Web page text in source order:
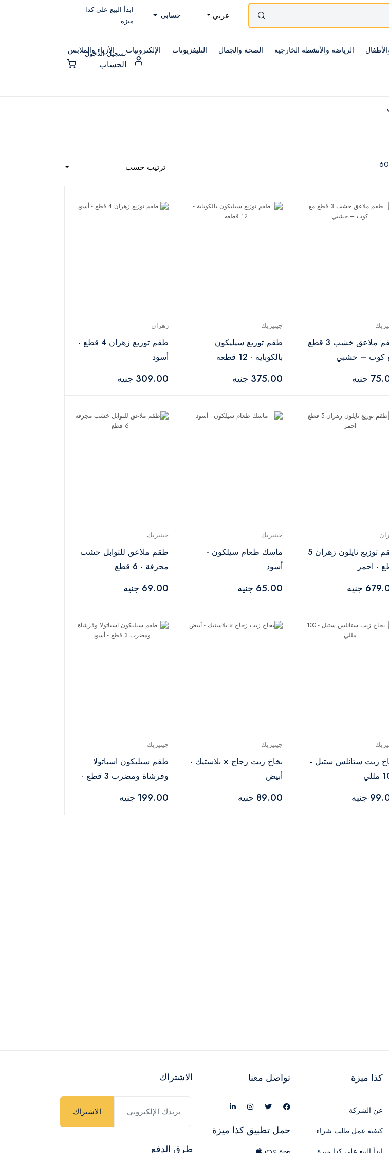
عربي حسابي
ابدأ البيع علي كذا
ميزة
الرياضة والأنشطة الخارجية الصحة والجمال التليفزيونات الإلكترونيات الأزياء والملابس
تسجيل الدخول
الحساب
60 ترتيب حسب
طقم ملاعق خشب 3 قطع
كوب – خشبي
جنيه
جينيريك
طقم توزيع سيليكون
بالكوباية - 12 قطعه
375.00 جنيه
زهران
طقم توزيع زهران 4 قطع -
أسود
309.00 جنيه
طقم توزيع نايلون زهران 5
- احمر
جنيه
جينيريك
ماسك طعام سيلكون -
أسود
65.00 جنيه
جينيريك
طقم ملاعق للتوابل خشب
مجرفة - 6 قطع
69.00 جنيه
زيت ستانلس ستيل -
جنيه
جينيريك
بخاخ زيت زجاج × بلاستيك -
أبيض
89.00 جنيه
جينيريك
طقم سيليكون اسباتولا
وفرشاة ومضرب 3 قطع -
199.00 جنيه
كذا ميزة
عن الشركة
كيفية عمل طلب شراء
تواصل معنا
حمل تطبيق كذا ميزة
الاشتراك
الاشتراك
طرق الدفع